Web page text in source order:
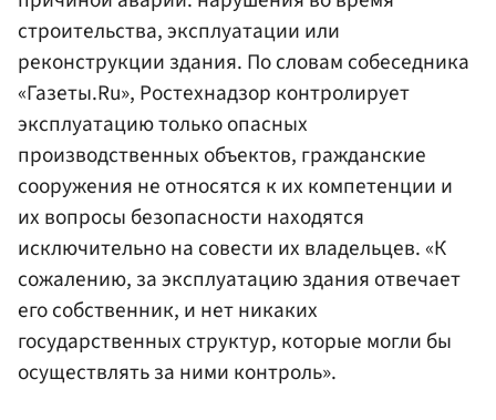
строительства, эксплуатации или
реконструкции здания. По словам собеседника
«Газеты.Ru», Ростехнадзор контролирует
эксплуатацию только опасных
производственных объектов, гражданские
сооружения не относятся к их компетенции и
их вопросы безопасности находятся
исключительно на совести их владельцев. «К
сожалению, за эксплуатацию здания отвечает
его собственник, и нет никаких
государственных структур, которые могли бы
осуществлять за ними контроль».